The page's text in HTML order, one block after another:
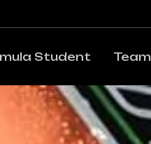
Student Team